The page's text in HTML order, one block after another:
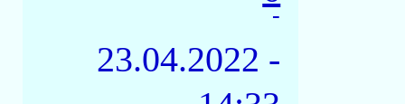
-
23.04.2022 -